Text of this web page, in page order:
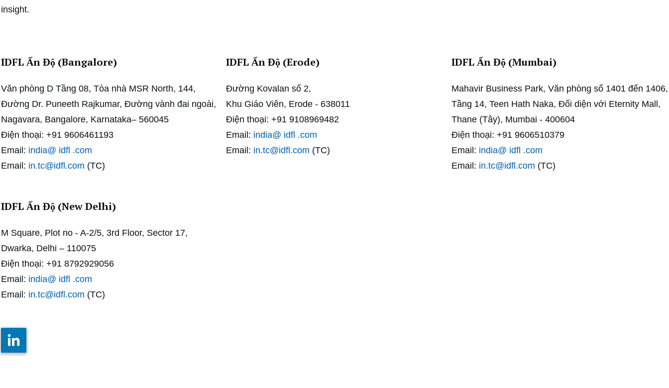
insight.
IDFL Ấn Độ (Bangalore)
Văn phòng D Tầng 08, Tòa nhà MSR North, 144,
Đường Dr. Puneeth Rajkumar, Đường vành đai ngoài,
Nagavara, Bangalore, Karnataka– 560045
Điện thoại: +91 9606461193
Email: india@ idfl .com
Email: in.tc@idfl.com (TC)
IDFL Ấn Độ (Erode)
Đường Kovalan số 2,
Khu Giáo Viên, Erode - 638011
Điện thoại: +91 9108969482
Email: india@ idfl .com
Email: in.tc@idfl.com (TC)
IDFL Ấn Độ (Mumbai)
Mahavir Business Park, Văn phòng số 1401 đến 1406,
Tầng 14, Teen Hath Naka, Đối diện với Eternity Mall,
Thane (Tây), Mumbai - 400604
Điện thoại: +91 9606510379
Email: india@ idfl .com
Email: in.tc@idfl.com (TC)
IDFL Ấn Độ (New Delhi)
M Square, Plot no - A-2/5, 3rd Floor, Sector 17,
Dwarka, Delhi – 110075
Điện thoại: +91 8792929056
Email: india@ idfl .com
Email: in.tc@idfl.com (TC)